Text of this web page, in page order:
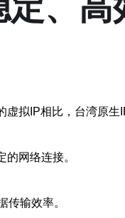
拟IP相比，台湾原
网络连接。
输效率。